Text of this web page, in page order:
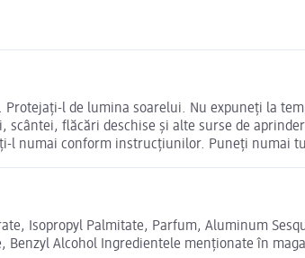
l de lumina soarelui. Nu expuneți la
flăcări deschise și alte surse de
l numai conform instrucțiunilor. Puneți numai
Isopropyl Palmitate, Parfum, Aluminum
Alcohol Ingredientele menționate în